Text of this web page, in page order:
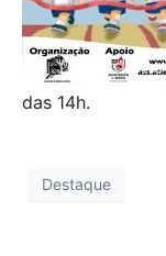
das 14h.
Destaque